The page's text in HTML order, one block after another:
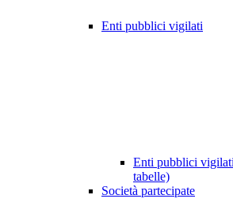
Enti pubblici vigilati
Enti pubblici
tabelle)
Società partecipate